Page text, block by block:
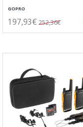
GOPRO
197,93€ 252,36€